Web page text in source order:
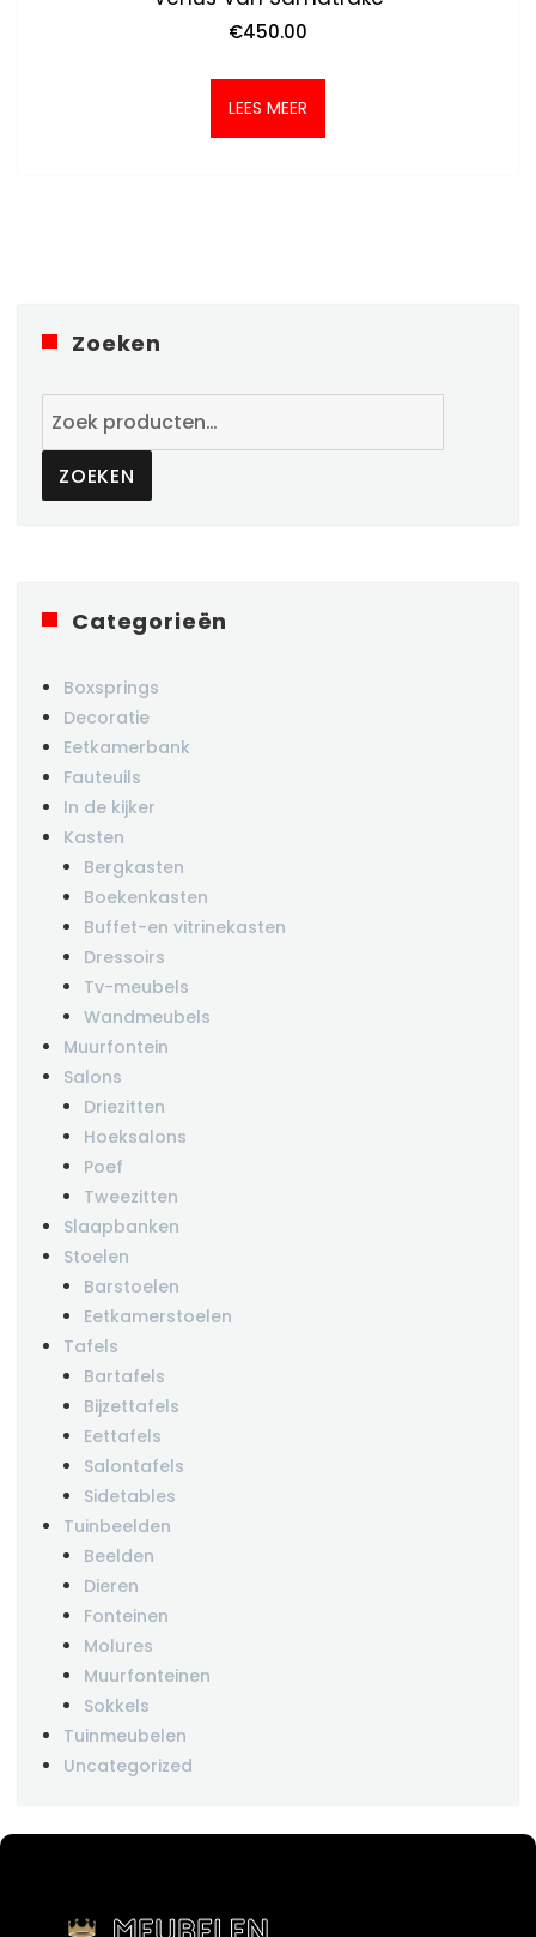
€450.00
LEES MEER
Zoeken
ZOEKEN
Categorieën
Boxsprings
Decoratie
Eetkamerbank
Fauteuils
In de kijker
Kasten
Bergkasten
Boekenkasten
Buffet-en vitrinekasten
Dressoirs
Tv-meubels
Wandmeubels
Muurfontein
Salons
Driezitten
Hoeksalons
Poef
Tweezitten
Slaapbanken
Stoelen
Barstoelen
Eetkamerstoelen
Tafels
Bartafels
Bijzettafels
Eettafels
Salontafels
Sidetables
Tuinbeelden
Beelden
Dieren
Fonteinen
Molures
Muurfonteinen
Sokkels
Tuinmeubelen
Uncategorized